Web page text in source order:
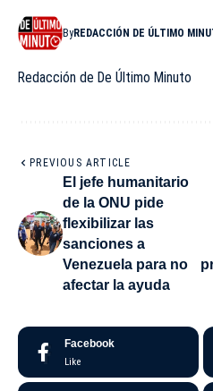
ByREDACCIÓN DE ÚLTIMO
Redacción de De Último Minuto
PREVIOUS ARTICLE
El jefe humanitario
de la ONU pide
flexibilizar las
sanciones a
Venezuela para no
afectar la ayuda
Facebook
Like